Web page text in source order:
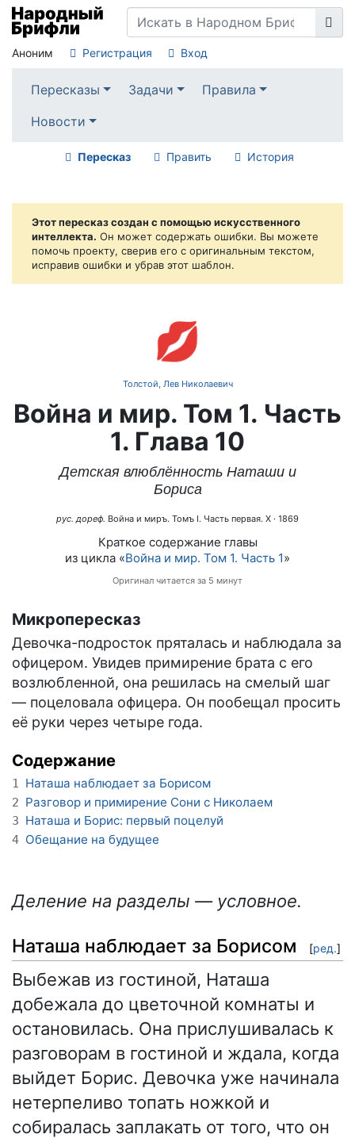
Аноним Регистрация Вход
Пересказы Задачи
Правила
Новости
Пересказ Править История
Этот пересказ создан с помощью искусственного
интеллекта. Он может содержать ошибки. Вы можете
помочь проекту, сверив его с оригинальным текстом,
исправив ошибки и убрав этот шаблон.
💋
Толстой, Лев Николаевич
Война и мир. Том 1. Часть
1. Глава 10
Детская влюблённость Наташи и
Бориса
рус. дореф. Война и миръ. Томъ I. Часть первая. X · 1869
Краткое содержание главы
из цикла «Война и мир. Том 1. Часть 1»
Оригинал читается за 5 минут
Микропересказ
Девочка-подросток пряталась и наблюдала за
офицером. Увидев примирение брата с его
возлюбленной, она решилась на смелый шаг
— поцеловала офицера. Он пообещал просить
её руки через четыре года.
Содержание
1 Наташа наблюдает за Борисом
2 Разговор и примирение Сони с Николаем
3 Наташа и Борис: первый поцелуй
4 Обещание на будущее
Деление на разделы — условное.
Наташа наблюдает за Борисом [ред.]
Выбежав из гостиной, Наташа
добежала до цветочной комнаты и
остановилась. Она прислушивалась к
разговорам в гостиной и ждала, когда
выйдет Борис. Девочка уже начинала
нетерпеливо топать ножкой и
собиралась заплакать от того, что он